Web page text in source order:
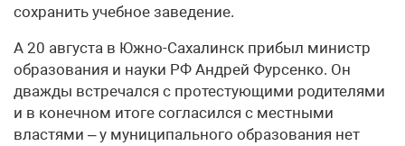
сохранить учебное заведение.
А 20 августа в Южно-Сахалинск прибыл министр
образования и науки РФ Андрей Фурсенко. Он
дважды встречался с протестующими родителями
и в конечном итоге согласился с местными
властями – у муниципального образования нет